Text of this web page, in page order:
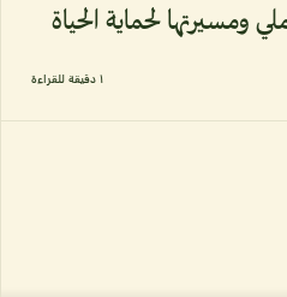
ومسيرتها لحماية الحياة
١ دقيقة للقراءة